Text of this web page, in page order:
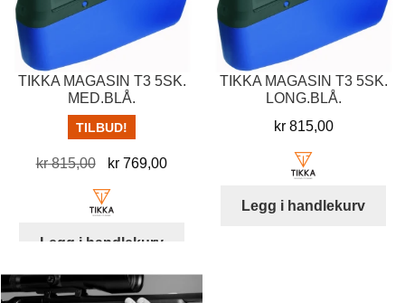
TIKKA MAGASIN T3 5SK.
MED.BLÅ.
TILBUD!
kr815,00
Opprinnelig
pris
var:
kr 769,00Nåværende
Legg i handlekurv
TIKKA MAGASIN T3 5SK.
LONG.BLÅ.
kr815,00
Legg i handlekurv